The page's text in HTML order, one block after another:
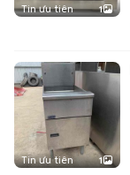
Tin ưu tiên 1
Tin ưu tiên 1